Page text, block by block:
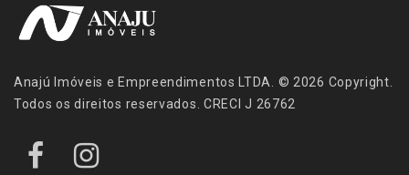
Anajú Imóveis e Empreendimentos LTDA. © 2026 Copyright.
Todos os direitos reservados. CRECI J 26762